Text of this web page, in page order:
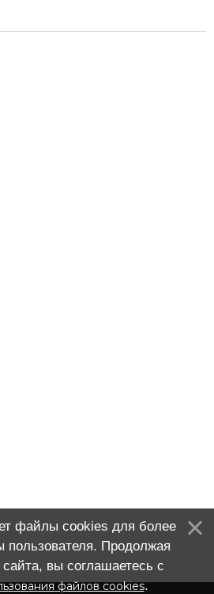
файлы cookies для более
пользователя. Продолжая
вы соглашаетесь с
файлов cookies.